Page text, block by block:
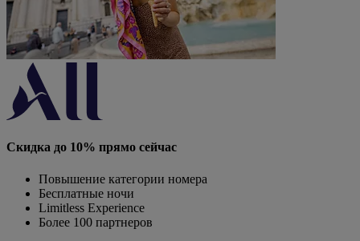
Скидка до 10% прямо сейчас
Повышение категории номера
Бесплатные ночи
Limitless Experience
Более 100 партнеров